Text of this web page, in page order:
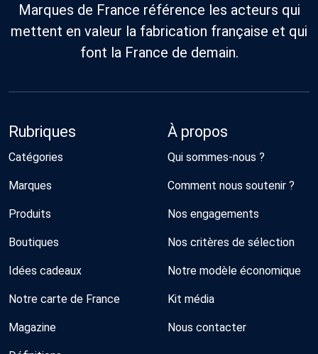
Marques de France référence les acteurs qui
mettent en valeur la fabrication française et qui
font la France de demain.
Rubriques
Catégories
Marques
Produits
Boutiques
Idées cadeaux
Notre carte de France
Magazine
À propos
Qui sommes-nous ?
Comment nous soutenir ?
Nos engagements
Nos critères de sélection
Notre modèle économique
Kit média
Nous contacter